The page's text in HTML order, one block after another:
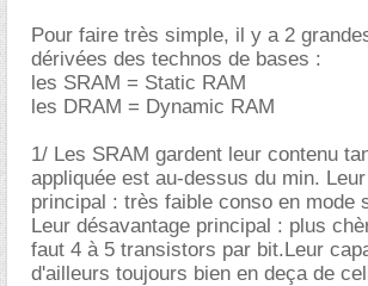
Pour faire très simple, il y a 2
dérivées des technos de bases :
les SRAM = Static RAM
les DRAM = Dynamic RAM
1/ Les SRAM gardent leur contenu
appliquée est au-dessus du min.
principal : très faible conso en mode
Leur désavantage principal : plus
faut 4 à 5 transistors par bit.Leur
d'ailleurs toujours bien en deça de